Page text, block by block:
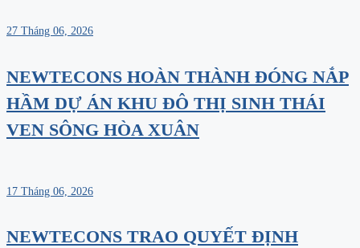
27 Tháng 06, 2026
NEWTECONS HOÀN THÀNH ĐÓNG NẮP
HẦM DỰ ÁN KHU ĐÔ THỊ SINH THÁI
VEN SÔNG HÒA XUÂN
17 Tháng 06, 2026
NEWTECONS TRAO QUYẾT ĐỊNH